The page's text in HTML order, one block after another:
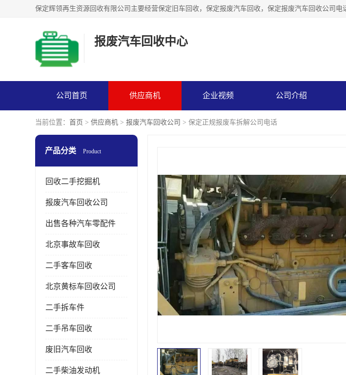
报废汽车回收中心
公司首页 供应商机 企业视频 公司介绍
当前位置： 首页 > 供应商机 > 报废汽车回收公司 > 保定正规报废车拆解公司电话
产品分类 Product
回收二手挖掘机
报废汽车回收公司
出售各种汽车零配件
北京事故车回收
二手客车回收
北京黄标车回收公司
二手拆车件
二手吊车回收
废旧汽车回收
二手柴油发动机